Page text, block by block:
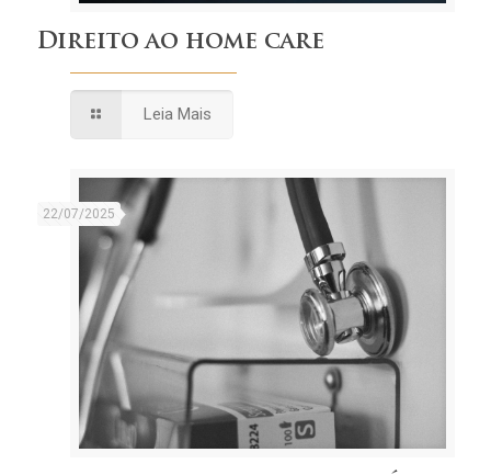
Direito ao home care
Leia Mais
22/07/2025